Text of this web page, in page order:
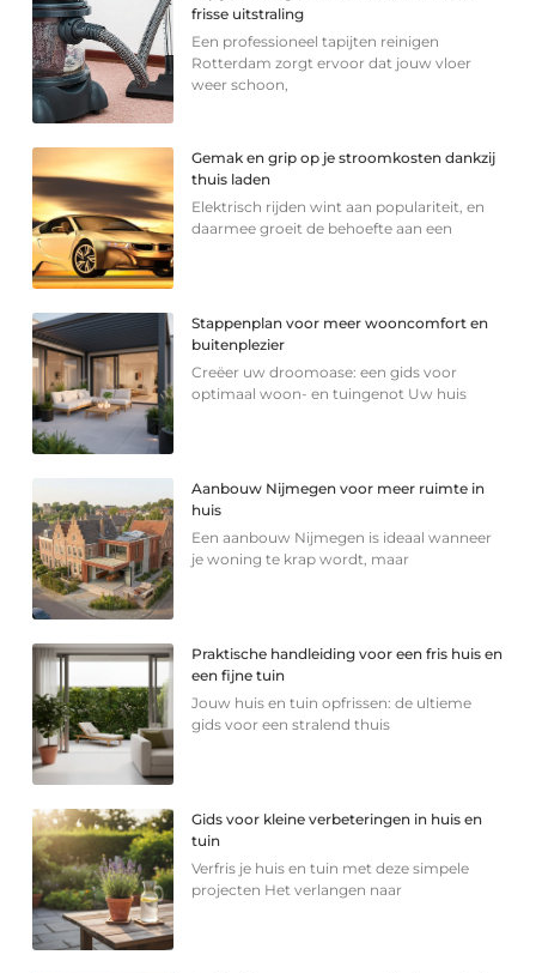
frisse uitstraling
Een professioneel tapijten reinigen
Rotterdam zorgt ervoor dat jouw vloer
weer schoon,
Gemak en grip op je stroomkosten dankzij
thuis laden
Elektrisch rijden wint aan populariteit, en
daarmee groeit de behoefte aan een
Stappenplan voor meer wooncomfort en
buitenplezier
Creëer uw droomoase: een gids voor
optimaal woon- en tuingenot Uw huis
Aanbouw Nijmegen voor meer ruimte in
huis
Een aanbouw Nijmegen is ideaal wanneer
je woning te krap wordt, maar
Praktische handleiding voor een fris huis en
een fijne tuin
Jouw huis en tuin opfrissen: de ultieme
gids voor een stralend thuis
Gids voor kleine verbeteringen in huis en
tuin
Verfris je huis en tuin met deze simpele
projecten Het verlangen naar